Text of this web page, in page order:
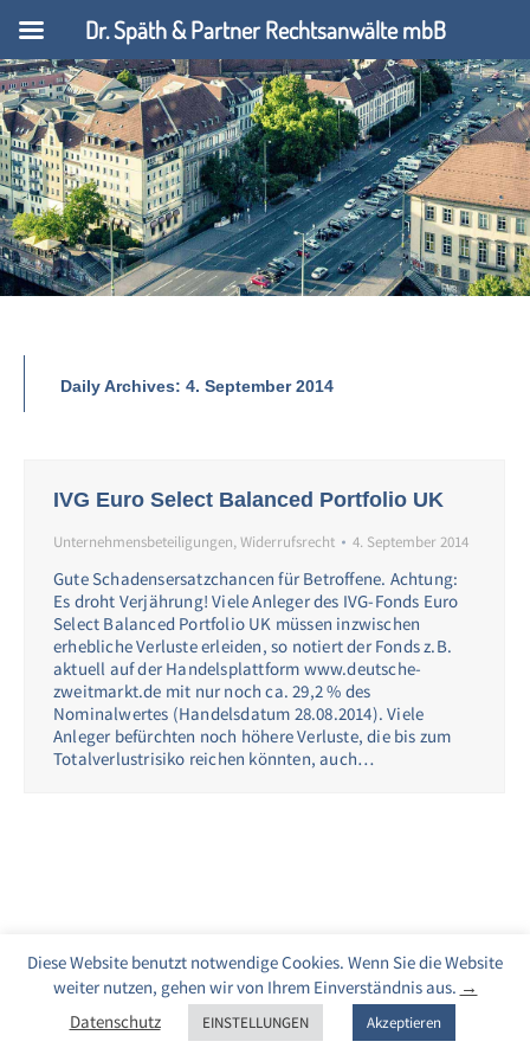
Daily Archives: 4. September 2014
IVG Euro Select Balanced Portfolio UK
Unternehmensbeteiligungen,Widerrufsrecht 4. September 2014
Gute Schadensersatzchancen für Betroffene. Achtung:
Es droht Verjährung! Viele Anleger des IVG-Fonds Euro
Select Balanced Portfolio UK müssen inzwischen
erhebliche Verluste erleiden, so notiert der Fonds z.B.
aktuell auf der Handelsplattform www.deutsche-
zweitmarkt.de mit nur noch ca. 29,2 % des
Nominalwertes (Handelsdatum 28.08.2014). Viele
Anleger befürchten noch höhere Verluste, die bis zum
Totalverlustrisiko reichen könnten, auch…
Diese Website benutzt notwendige Cookies. Wenn Sie die Website
weiter nutzen, gehen wir von Ihrem Einverständnis aus. →
Datenschutz
EINSTELLUNGEN Akzeptieren
Dr. Späth & Partner Rechtsanwälte mbB